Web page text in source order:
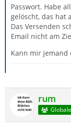
Passwort. Habe
gelöscht, das hat
Das Versenden
Email nicht am
Kann mir
rum